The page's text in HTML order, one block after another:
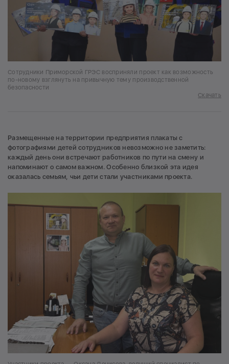
Сотрудники Приморской ГРЭС восприняли проект как возможность
по-новому взглянуть на привычную тему производственной
безопасности
Скачать
Размещенные на территории предприятия плакаты с
фотографиями детей сотрудников невозможно не заметить:
каждый день они встречают работников по пути на смену и
напоминают о самом важном. Особенно близкой эта идея
оказалась семьям, чьи дети стали участниками проекта.